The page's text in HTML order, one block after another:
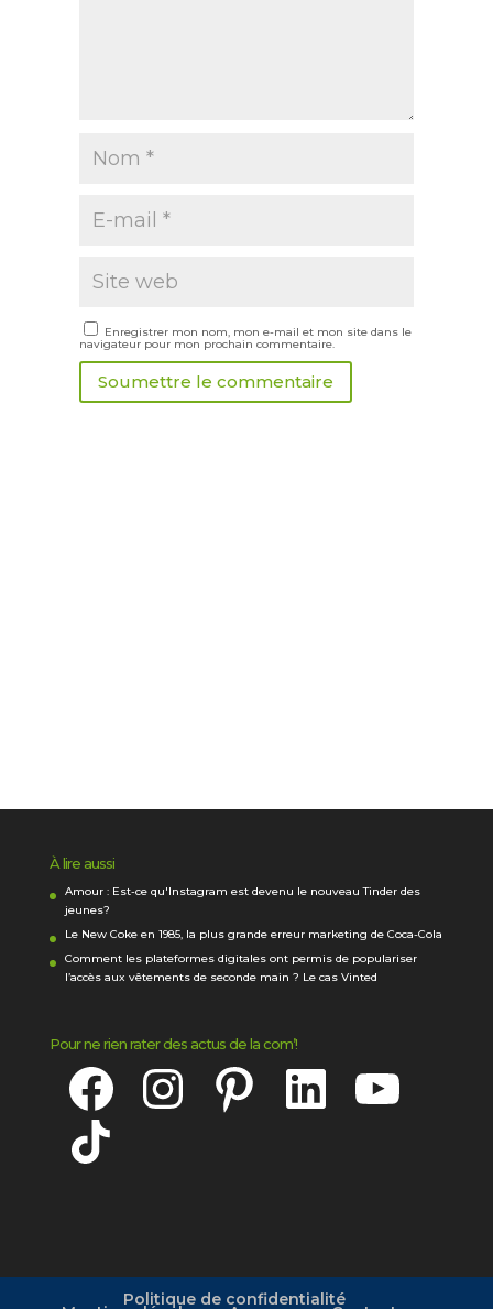
Enregistrer mon nom, mon e-mail et mon site dans le
navigateur pour mon prochain commentaire.
Soumettre le commentaire
À lire aussi
Amour : Est-ce qu'Instagram est devenu le nouveau Tinder des
jeunes?
Le New Coke en 1985, la plus grande erreur marketing de Coca-Cola
Comment les plateformes digitales ont permis de populariser
l’accès aux vêtements de seconde main ? Le cas Vinted
Pour ne rien rater des actus de la com’!
Facebook Instagram Pinterest LinkedIn
TikTok
Politique de confidentialité